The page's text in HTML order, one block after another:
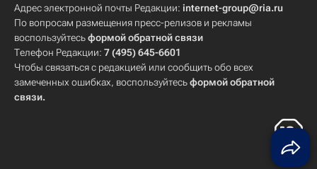
Адрес электронной почты Редакции: internet-group@ria.ru
По вопросам размещения пресс-релизов и рекламы
воспользуйтесьформой обратной связи
Телефон Редакции: 7 (495) 645-6601
Чтобы связаться с редакцией или сообщить обо всех
замеченных ошибках, воспользуйтесьформой обратной
связи.